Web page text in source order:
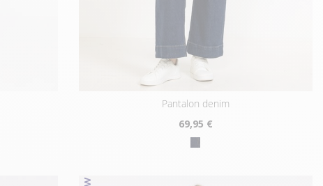
pantalon denim
69,95 €